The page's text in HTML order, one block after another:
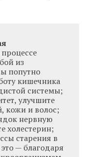
из
попутно
кишечника
системы;
улучшите
кожи и волос;
нервную
холестерин;
старения в
— благодаря